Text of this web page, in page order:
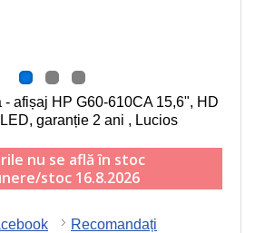
- afișaj HP G60-610CA 15,6", HD
, garanție 2 ani , Lucios
nu se află în stoc
stoc 16.8.2026
Recomandați